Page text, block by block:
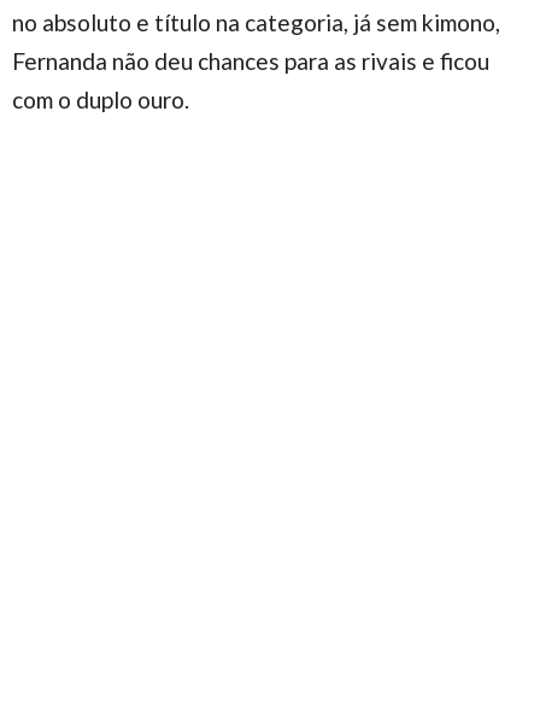
no absoluto e título na categoria, já sem kimono,
Fernanda não deu chances para as rivais e ficou
com o duplo ouro.